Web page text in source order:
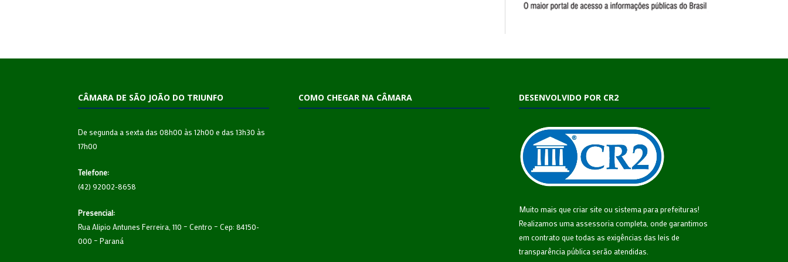
CÂMARA DE SÃO JOÃO DO TRIUNFO
De segunda a sexta das 08h00 às 12h00 e das 13h30 às
17h00
Telefone:
(42) 92002-8658
Presencial:
Rua Alipio Antunes Ferreira, 110 – Centro – Cep: 84150-
000 – Paraná
COMO CHEGAR NA CÂMARA DESENVOLVIDO POR CR2
Muito mais que criar site ou sistema para prefeituras!
Realizamos uma assessoria completa, onde garantimos
em contrato que todas as exigências das leis de
transparência pública serão atendidas.